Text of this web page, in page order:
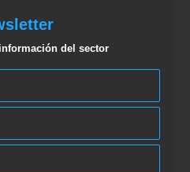
del sector